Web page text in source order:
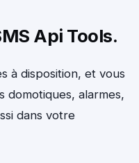
Api Tools.
à disposition, et vous
domotiques, alarmes,
dans votre